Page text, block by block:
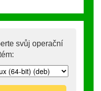
svůj operační